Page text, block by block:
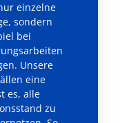
einzelne
sondern
bei
Unsere
eine
es, alle
zu